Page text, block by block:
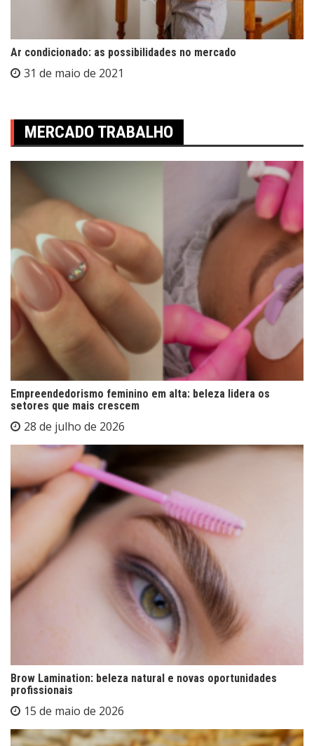
Ar condicionado: as possibilidades no mercado
31 de maio de 2021
MERCADO TRABALHO
Empreendedorismo feminino em alta: beleza lidera os
setores que mais crescem
28 de julho de 2026
Brow Lamination: beleza natural e novas oportunidades
profissionais
15 de maio de 2026